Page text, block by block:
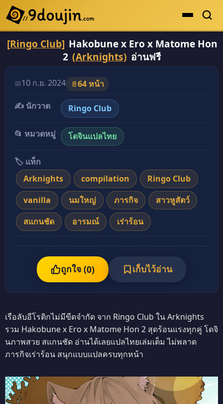
ดูเยอะสุด
คะแนนเยอะสุด
โดจินรูปสี
ระดับตำนาน
ยอดนิยม
เรื่องที่เก็บไว้
[Ringo Club] Hakobune x Ero x Matome Hon
2 (Arknights) อ่านฟรี
📅10 ก.ย. 2024 📄64 หน้า
✍️ นักวาด
Ringo Club
📂 หมวดหมู่ โดจินแปลไทย
🏷️ แท็ก
Arknights
compilation
Ringo Club
vanilla
นมใหญ่ ภารกิจ
สาวหูสัตว์
สแกนชัด
อารมณ์ เร่าร้อน
ถูกใจ (0) เก็บไว้อ่าน
เรือลับอีโรติกไม่มีขีดจำกัด จาก Ringo Club ใน Arknights
รวม Hakobune x Ero x Matome Hon 2 สุดร้อนแรงทุกคู่ โดจิ
นภาพสวย สแกนชัด อ่านได้เลยแปลไทยเล่มเต็ม ไม่พลาด
ภารกิจเร่าร้อน สนุกแบบแปลครบทุกหน้า